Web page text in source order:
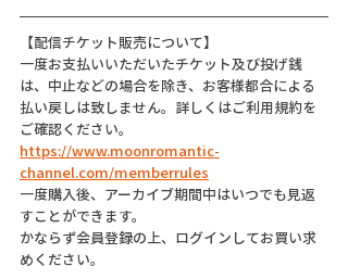
【配信チケット販売について】
一度お支払いいただいたチケット及び投げ銭
は、中止などの場合を除き、お客様都合による
払い戻しは致しません。詳しくはご利用規約を
ご確認ください。
https://www.moonromantic-
channel.com/memberrules
一度購入後、アーカイブ期間中はいつでも見返
すことができます。
かならず会員登録の上、ログインしてお買い求
めください。